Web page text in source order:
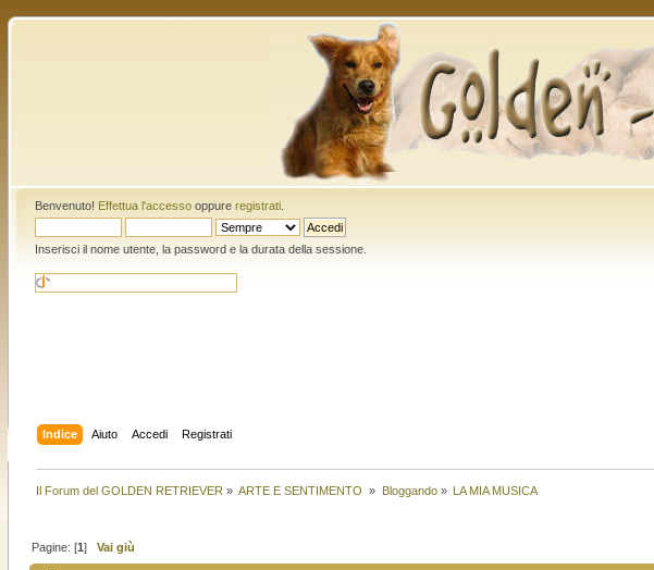
Benvenuto! Effettua l'accessooppure registrati.
Inserisci il nome utente, la password e la durata della sessione.
Indice Aiuto Accedi Registrati
Il Forum del GOLDEN RETRIEVER » ARTE E SENTIMENTO » Bloggando» LA MIA MUSICA
Pagine: [1] Vai giù